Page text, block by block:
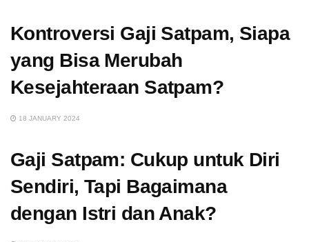
Kontroversi Gaji Satpam, Siapa
yang Bisa Merubah
Kesejahteraan Satpam?
18 JANUARY 2024
Gaji Satpam: Cukup untuk Diri
Sendiri, Tapi Bagaimana
dengan Istri dan Anak?